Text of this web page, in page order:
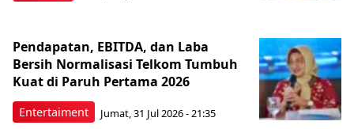
Entertaiment
Pendapatan, EBITDA, dan Laba
Bersih Normalisasi Telkom Tumbuh
Kuat di Paruh Pertama 2026
Jumat, 31 Jul 2026 - 21:35